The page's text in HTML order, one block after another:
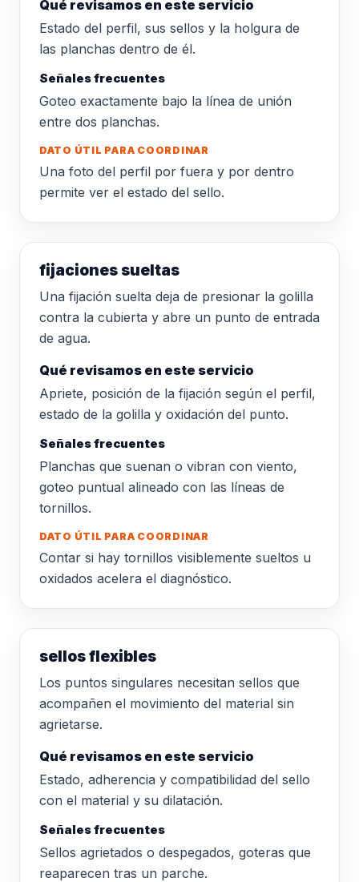
Qué revisamos en este servicio
Estado del perfil, sus sellos y la holgura de
las planchas dentro de él.
Señales frecuentes
Goteo exactamente bajo la línea de unión
entre dos planchas.
DATO ÚTIL PARA COORDINAR
Una foto del perfil por fuera y por dentro
permite ver el estado del sello.
fijaciones sueltas
Una fijación suelta deja de presionar la golilla
contra la cubierta y abre un punto de entrada
de agua.
Qué revisamos en este servicio
Apriete, posición de la fijación según el perfil,
estado de la golilla y oxidación del punto.
Señales frecuentes
Planchas que suenan o vibran con viento,
goteo puntual alineado con las líneas de
tornillos.
DATO ÚTIL PARA COORDINAR
Contar si hay tornillos visiblemente sueltos u
oxidados acelera el diagnóstico.
sellos flexibles
Los puntos singulares necesitan sellos que
acompañen el movimiento del material sin
agrietarse.
Qué revisamos en este servicio
Estado, adherencia y compatibilidad del sello
con el material y su dilatación.
Señales frecuentes
Sellos agrietados o despegados, goteras que
reaparecen tras un parche.